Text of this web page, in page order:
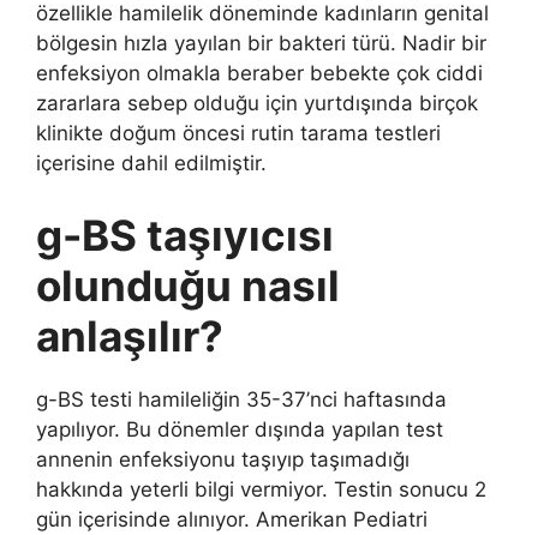
özellikle hamilelik döneminde kadınların genital
bölgesin hızla yayılan bir bakteri türü. Nadir bir
enfeksiyon olmakla beraber bebekte çok ciddi
zararlara sebep olduğu için yurtdışında birçok
klinikte doğum öncesi rutin tarama testleri
içerisine dahil edilmiştir.
g-BS taşıyıcısı
olunduğu nasıl
anlaşılır?
g-BS testi hamileliğin 35-37’nci haftasında
yapılıyor. Bu dönemler dışında yapılan test
annenin enfeksiyonu taşıyıp taşımadığı
hakkında yeterli bilgi vermiyor. Testin sonucu 2
gün içerisinde alınıyor. Amerikan Pediatri